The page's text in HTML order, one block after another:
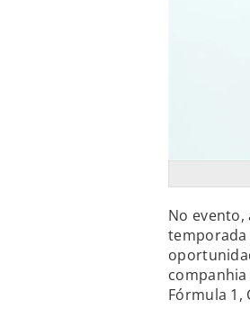
No
temporada
Fórmula 1,